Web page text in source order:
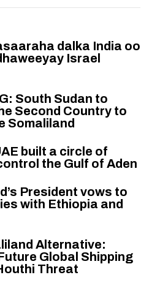
dalka India oo
Israel
South Sudan to
Second Country to
Somaliland
built a circle of
the Gulf of Aden
President vows to
with Ethiopia and
Alternative:
Global Shipping
Threat